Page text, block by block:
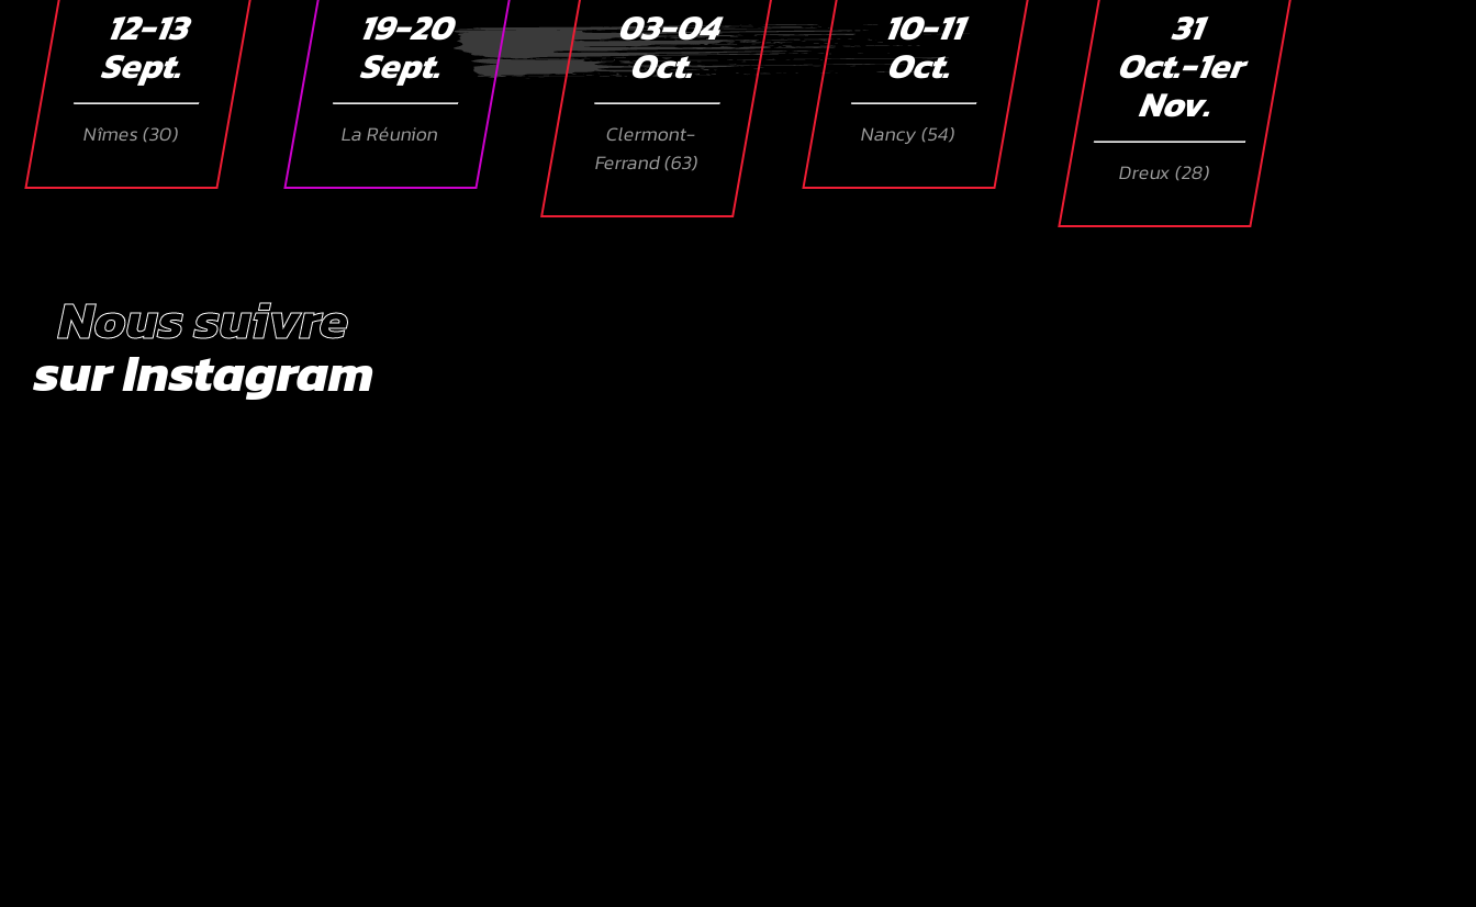
12-13
Sept.
Nîmes (30)
19-20
Sept.
La Réunion
03-04
Oct.
Clermont-
Ferrand (63)
10-11
Oct.
Nancy (54)
31
Oct.-1er
Nov.
Dreux (28)
Nous suivre
sur Instagram